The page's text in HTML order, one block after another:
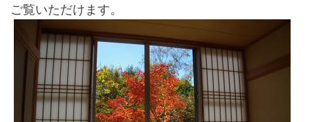
ご覧いただけます。